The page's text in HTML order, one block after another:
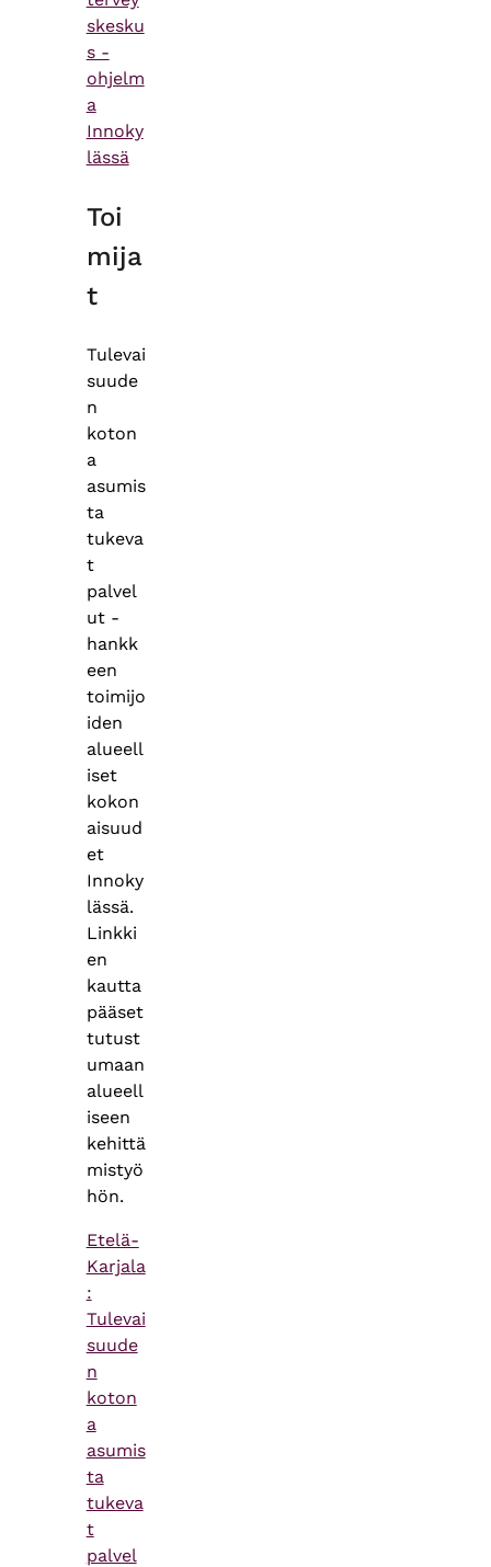
skesku
s -
ohjelm
a
Innoky
lässä
Toi
mija
t
Tulevai
suude
n
koton
a
asumis
ta
tukeva
t
palvel
ut -
hankk
een
toimijo
iden
alueell
iset
kokon
aisuud
et
Innoky
lässä.
Linkki
en
kautta
pääset
tutust
umaan
alueell
iseen
kehittä
mistyö
hön.
Etelä-
Karjala
:
Tulevai
suude
n
koton
a
asumis
ta
tukeva
t
palvel